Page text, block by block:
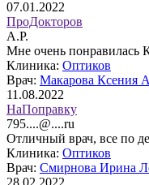
07.01.2022
ПроДокторов
A.P.
Мне очень понравилась
Клиника: Оптиков
Врач: Макарова Ксения
11.08.2022
НаПоправку
795....@....ru
Отличный врач, все по
Клиника: Оптиков
Врач: Смирнова Ирина
28.02.2022